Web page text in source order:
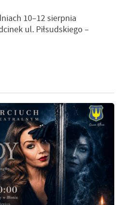
10–12 sierpnia
ul. Piłsudskiego –